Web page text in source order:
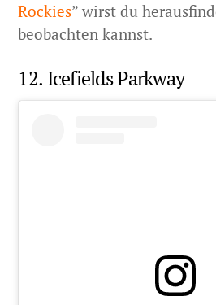
Rockies” wirst du
beobachten kannst.
12. Icefields Parkway